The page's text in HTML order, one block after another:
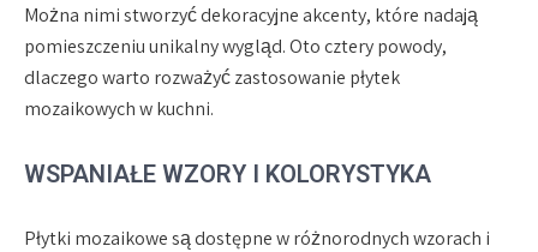
Można nimi stworzyć dekoracyjne akcenty, które nadają
pomieszczeniu unikalny wygląd. Oto cztery powody,
dlaczego warto rozważyć zastosowanie płytek
mozaikowych w kuchni.
WSPANIAŁE WZORY I KOLORYSTYKA
Płytki mozaikowe są dostępne w różnorodnych wzorach i